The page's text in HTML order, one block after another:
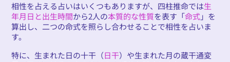
相性を占える占いはいくつもありますが、四柱推命では生
年月日と出生時間から2人の本質的な性質を表す「命式」を
算出し、二つの命式を照らし合わせることで相性を占いま
す。
特に、生まれた日の十干（日干）や生まれた月の蔵干通変